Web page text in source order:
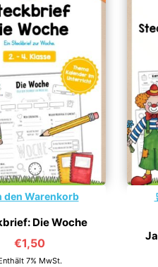
den Warenkorb
Die Woche
€1,50
7% MwSt.